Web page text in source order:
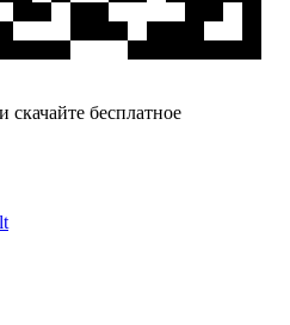
скачайте бесплатное